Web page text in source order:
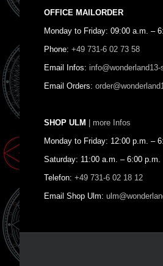
OFFICE MAILORDER
Monday to Friday: 09:00 a.m. –
Phone: +49 731-6 02 73 58
Email Infos: info@wonderland13-
Email Orders:
SHOP ULM | more Infos
Monday to Friday: 12:00 p.m. –
Saturday: 11:00 a.m. – 6:00 p.m.
Telefon: +49 731-6 02 18 12
Email Shop Ulm: